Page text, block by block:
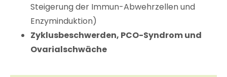
Steigerung der Immun-Abwehrzellen und
Enzyminduktion)
Zyklusbeschwerden, PCO-Syndrom und
Ovarialschwäche